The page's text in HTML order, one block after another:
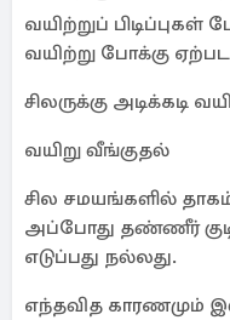
வயிற்றுப்
வயிற்று போக்கு
சிலருக்கு அடிக்கடி
வயிறு வீங்குதல்
சில சமயங்களில் தாகம்
அப்போது தண்ணீர்
எடுப்பது நல்லது.
எந்தவித காரணமும்